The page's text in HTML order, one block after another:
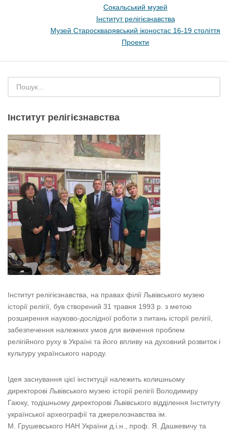
Сокальський музей
Інститут релігієзнавства
Музей Староскварявський іконостас 16-19 cтоліття
Проекти
Інститут релігієзнавства
Інститут релігієзнавства, на правах філії Львівського музею
історії релігії, був створений 31 травня 1993 р. з метою
розширення науково-дослідної роботи з питань історії релігії,
забезпечення належних умов для вивчення проблем
релігійного руху в Україні та його впливу на духовний розвиток і
культуру українського народу.
Ідея заснування цієї інституції належить колишньому
директорові Львівського музею історії релігії Володимиру
Гаюку, тодішньому директорові Львівського відділення Інституту
української археографії та джерелознавства ім.
М. Грушевського НАН України д.і.н., проф. Я. Дашкевичу та